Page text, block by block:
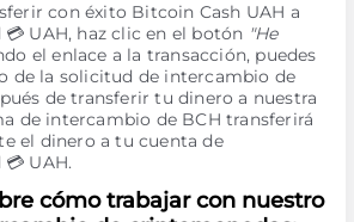
con éxito Bitcoin Cash UAH a
UAH, haz clic en el botón "He
el enlace a la transacción, puedes
de la solicitud de intercambio de
de transferir tu dinero a nuestra
de intercambio de BCH transferirá
el dinero a tu cuenta de
UAH.
cómo trabajar con nuestro